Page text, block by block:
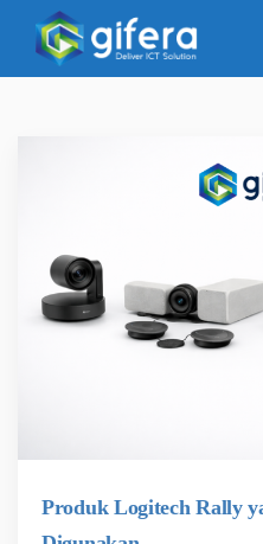
Produk Logitech Rally